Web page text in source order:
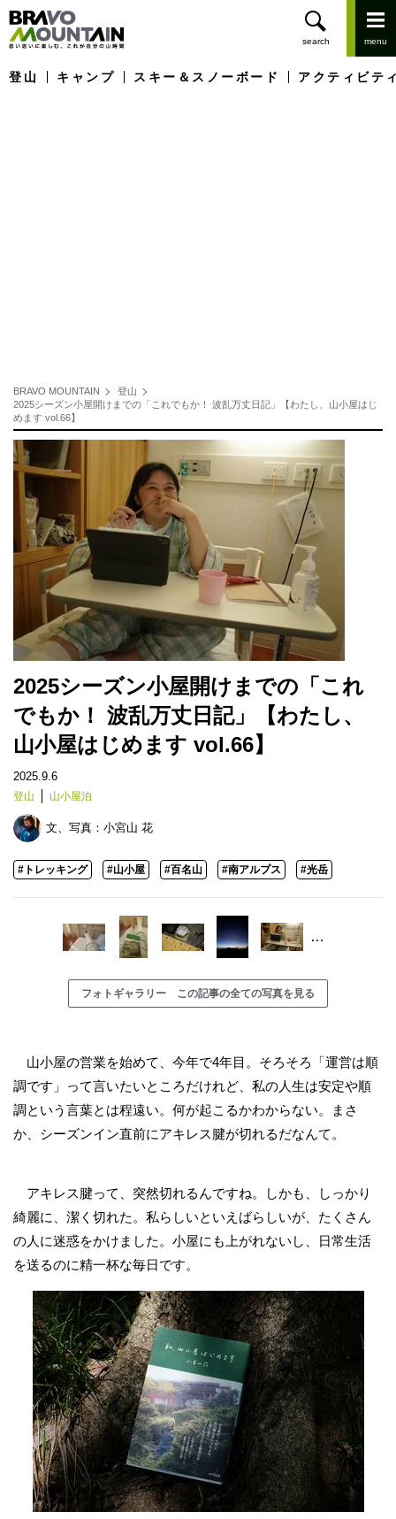
登山 キャンプ スキー＆スノーボード アクティビテ
BRAVO MOUNTAIN
登山
2025シーズン小屋開けまでの「これでもか！ 波乱万丈日記」【わたし、山小屋はじ
めます vol.66】
2025シーズン小屋開けまでの「これ
でもか！ 波乱万丈日記」【わたし、
山小屋はじめます vol.66】
2025.9.6
登山 山小屋泊
文、写真： 小宮山 花
#トレッキング #山小屋 #百名山 #南アルプス #光岳
…
フォトギャラリー この記事の全ての写真を見る
山小屋の営業を始めて、今年で4年目。そろそろ「運営は順
調です」って言いたいところだけれど、私の人生は安定や順
調という言葉とは程遠い。何が起こるかわからない。まさ
か、シーズンイン直前にアキレス腱が切れるだなんて。
アキレス腱って、突然切れるんですね。しかも、しっかり
綺麗に、潔く切れた。私らしいといえばらしいが、たくさん
の人に迷惑をかけました。小屋にも上がれないし、日常生活
を送るのに精一杯な毎日です。